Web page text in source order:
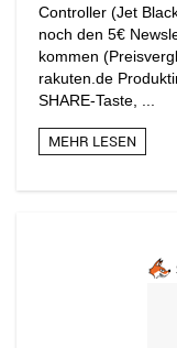
Controller (Jet
noch den 5€
kommen
rakuten.de
SHARE-Taste, ...
MEHR LESEN